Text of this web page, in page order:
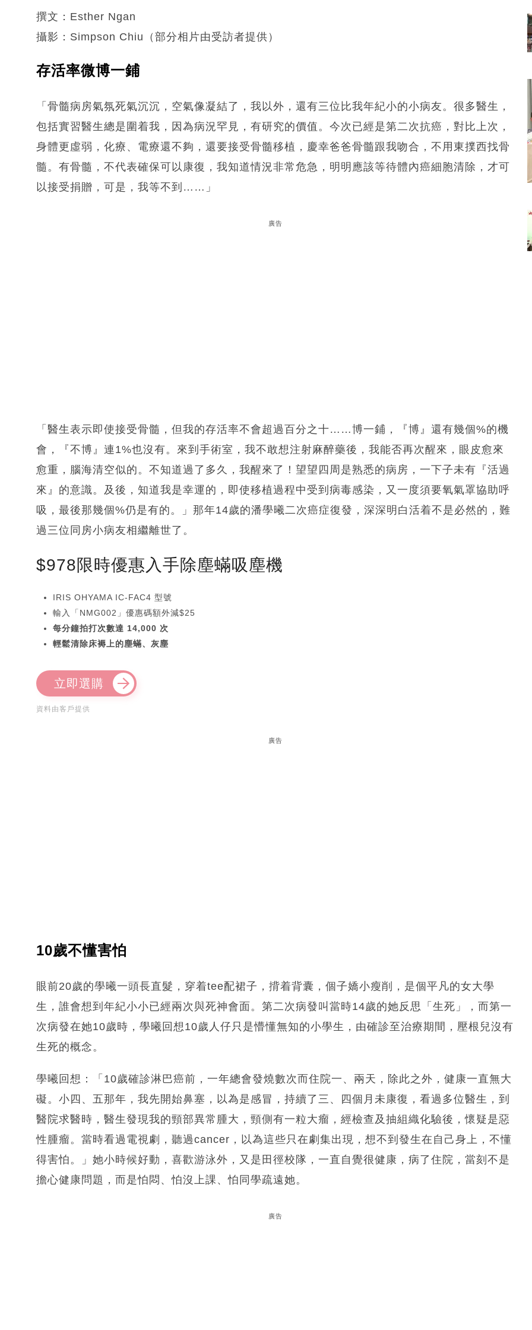
撰文：Esther Ngan
攝影：Simpson Chiu（部分相片由受訪者提供）
存活率微博一鋪
「骨髓病房氣氛死氣沉沉，空氣像凝結了，我以外，還有三位比我年紀小的小病友。很多醫生，
包括實習醫生總是圍着我，因為病況罕見，有研究的價值。今次已經是第二次抗癌，對比上次，
身體更虛弱，化療、電療還不夠，還要接受骨髓移植，慶幸爸爸骨髓跟我吻合，不用東撲西找骨
髓。有骨髓，不代表確保可以康復，我知道情況非常危急，明明應該等待體內癌細胞清除，才可
以接受捐贈，可是，我等不到……」
廣告
「醫生表示即使接受骨髓，但我的存活率不會超過百分之十……博一鋪，『博』還有幾個%的機
會，『不博』連1%也沒有。來到手術室，我不敢想注射麻醉藥後，我能否再次醒來，眼皮愈來
愈重，腦海清空似的。不知道過了多久，我醒來了！望望四周是熟悉的病房，一下子未有『活過
來』的意識。及後，知道我是幸運的，即使移植過程中受到病毒感染，又一度須要氧氣罩協助呼
吸，最後那幾個%仍是有的。」那年14歲的潘學曦二次癌症復發，深深明白活着不是必然的，難
過三位同房小病友相繼離世了。
$978限時優惠入手除塵蟎吸塵機
IRIS OHYAMA IC-FAC4 型號
輸入「NMG002」優惠碼額外減$25
每分鐘拍打次數達 14,000 次
輕鬆清除床褥上的塵蟎、灰塵
立即選購
資料由客戶提供
廣告
10歲不懂害怕
眼前20歲的學曦一頭長直髮，穿着tee配裙子，揹着背囊，個子嬌小瘦削，是個平凡的女大學
生，誰會想到年紀小小已經兩次與死神會面。第二次病發叫當時14歲的她反思「生死」，而第一
次病發在她10歲時，學曦回想10歲人仔只是懵懂無知的小學生，由確診至治療期間，壓根兒沒有
生死的概念。
學曦回想：「10歲確診淋巴癌前，一年總會發燒數次而住院一、兩天，除此之外，健康一直無大
礙。小四、五那年，我先開始鼻塞，以為是感冒，持續了三、四個月未康復，看過多位醫生，到
醫院求醫時，醫生發現我的頸部異常腫大，頸側有一粒大瘤，經檢查及抽組織化驗後，懷疑是惡
性腫瘤。當時看過電視劇，聽過cancer，以為這些只在劇集出現，想不到發生在自己身上，不懂
得害怕。」她小時候好動，喜歡游泳外，又是田徑校隊，一直自覺很健康，病了住院，當刻不是
擔心健康問題，而是怕悶、怕沒上課、怕同學疏遠她。
廣告